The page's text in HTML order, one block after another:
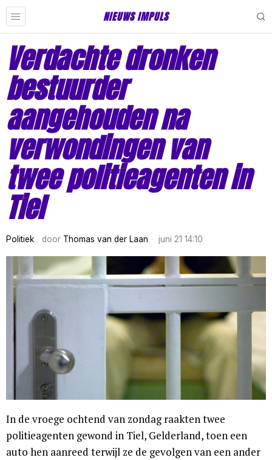
NIEUWS IMPULS
Verdachte dronken
bestuurder
aangehouden na
verwondingen van
twee politieagenten in
Tiel
Politiek door Thomas van der Laan juni 21 14:10
In de vroege ochtend van zondag raakten twee
politieagenten gewond in Tiel, Gelderland, toen een
auto hen aanreed terwijl ze de gevolgen van een ander